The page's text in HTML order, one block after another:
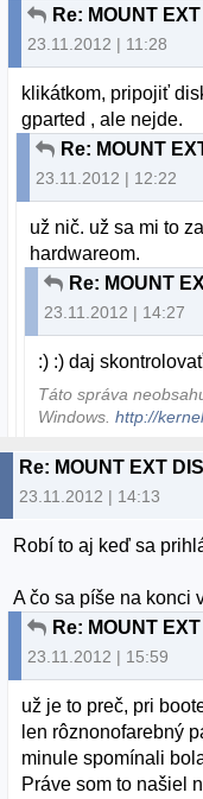
Re: MOUNT
23.11.2012 | 11:28
klikátkom, pripojiť
gparted , ale nejde.
Re: MOUNT
23.11.2012 | 12:22
už nič. už sa mi to
hardwareom.
Re: MOUNT
23.11.2012 | 14:27
:) :) daj
Táto správa
Windows.http://
Re: MOUNT EXT
23.11.2012 | 14:13
Robí to aj keď sa
A čo sa píše na konci
Re: MOUNT
23.11.2012 | 15:59
už je to preč, pri
len rôznonofarebný
minule spomínali
Práve som to našiel